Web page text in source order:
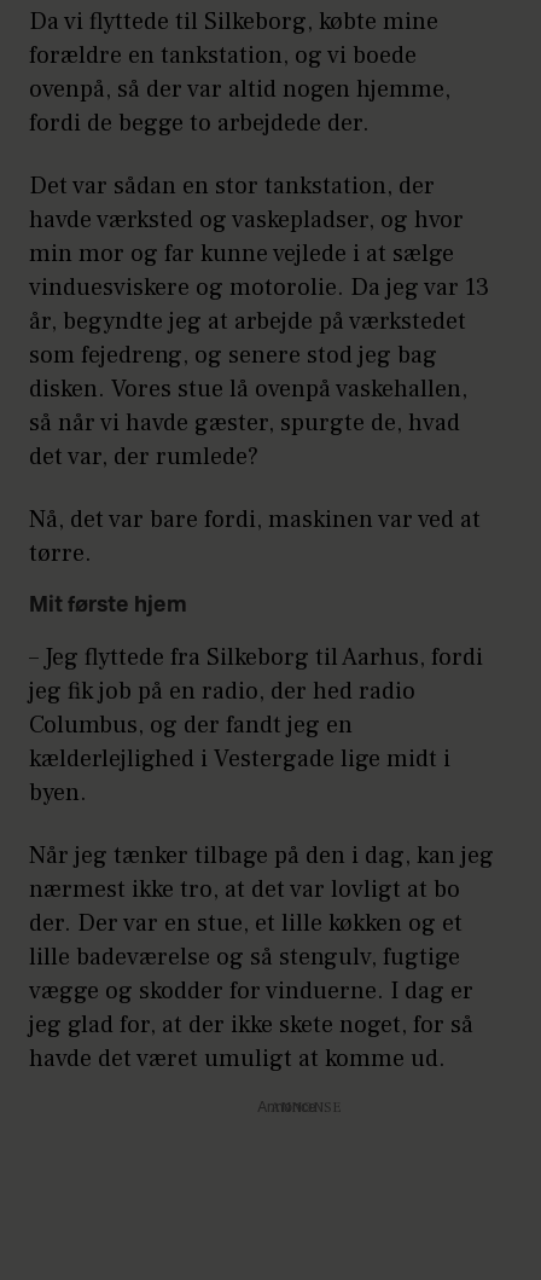
Da vi flyttede til Silkeborg, købte mine
forældre en tankstation, og vi boede
ovenpå, så der var altid nogen hjemme,
fordi de begge to arbejdede der.
Det var sådan en stor tankstation, der
havde værksted og vaskepladser, og hvor
min mor og far kunne vejlede i at sælge
vinduesviskere og motorolie. Da jeg var 13
år, begyndte jeg at arbejde på værkstedet
som fejedreng, og senere stod jeg bag
disken. Vores stue lå ovenpå vaskehallen,
så når vi havde gæster, spurgte de, hvad
det var, der rumlede?
Nå, det var bare fordi, maskinen var ved at
tørre.
Mit første hjem
– Jeg flyttede fra Silkeborg til Aarhus, fordi
jeg fik job på en radio, der hed radio
Columbus, og der fandt jeg en
kælderlejlighed i Vestergade lige midt i
byen.
Når jeg tænker tilbage på den i dag, kan jeg
nærmest ikke tro, at det var lovligt at bo
der. Der var en stue, et lille køkken og et
lille badeværelse og så stengulv, fugtige
vægge og skodder for vinduerne. I dag er
jeg glad for, at der ikke skete noget, for så
havde det været umuligt at komme ud.
Annonce